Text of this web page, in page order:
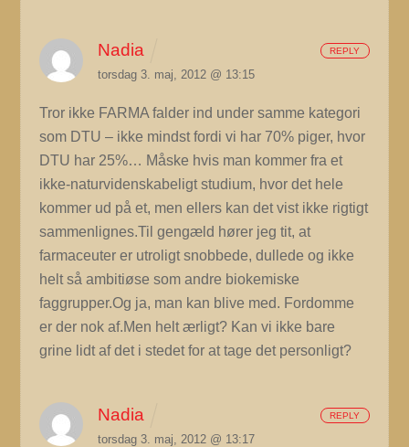
Nadia
torsdag 3. maj, 2012 @ 13:15
Tror ikke FARMA falder ind under samme kategori
som DTU – ikke mindst fordi vi har 70% piger, hvor
DTU har 25%… Måske hvis man kommer fra et
ikke-naturvidenskabeligt studium, hvor det hele
kommer ud på et, men ellers kan det vist ikke rigtigt
sammenlignes.Til gengæld hører jeg tit, at
farmaceuter er utroligt snobbede, dullede og ikke
helt så ambitiøse som andre biokemiske
faggrupper.Og ja, man kan blive med. Fordomme
er der nok af.Men helt ærligt? Kan vi ikke bare
grine lidt af det i stedet for at tage det personligt?
REPLY
Nadia
torsdag 3. maj, 2012 @ 13:17
REPLY